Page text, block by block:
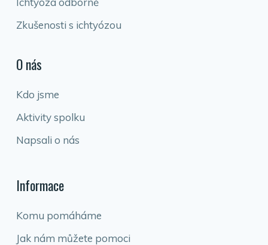
Zkušenosti s ichtyózou
O nás
Kdo jsme
Aktivity spolku
Napsali o nás
Informace
Komu pomáháme
Jak nám můžete pomoci